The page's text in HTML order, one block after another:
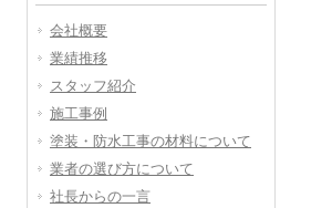
会社概要
業績推移
スタッフ紹介
施工事例
塗装・防水工事の材料について
業者の選び方について
社長からの一言